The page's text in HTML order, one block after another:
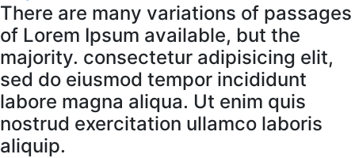
There are many variations of passages
of Lorem Ipsum available, but the
majority. consectetur adipisicing elit,
sed do eiusmod tempor incididunt
labore magna aliqua. Ut enim quis
nostrud exercitation ullamco laboris
aliquip.